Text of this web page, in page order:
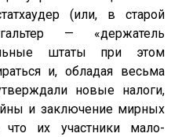
(или, в старой
— «держатель
штаты при этом
и, обладая весьма
новые налоги,
и заключение мирных
что их участники мало-